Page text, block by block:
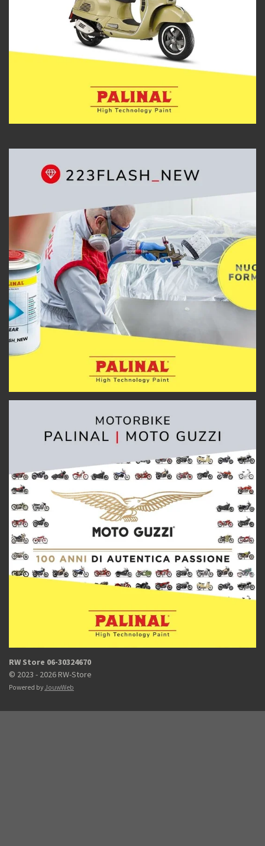
RW Store 06-30324670
© 2023 - 2026 RW-Store
Powered by JouwWeb